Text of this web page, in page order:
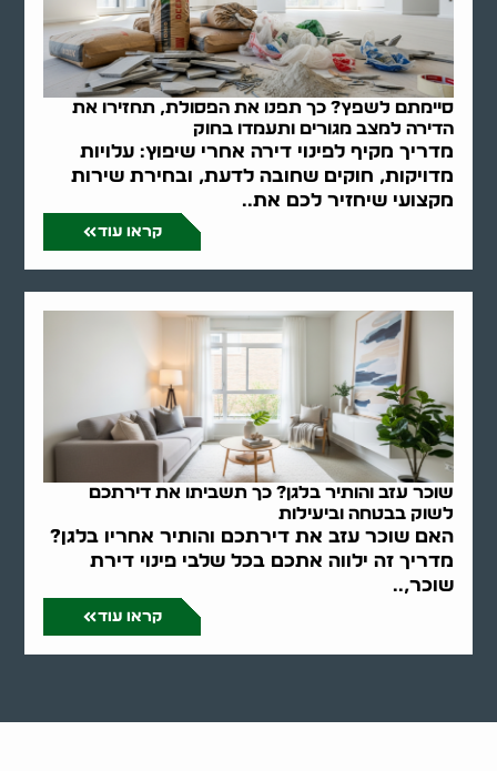
סיימתם לשפץ? כך תפנו את הפסולת, תחזירו את
הדירה למצב מגורים ותעמדו בחוק
מדריך מקיף לפינוי דירה אחרי שיפוץ: עלויות
מדויקות, חוקים שחובה לדעת, ובחירת שירות
מקצועי שיחזיר לכם את..
קראו עוד
שוכר עזב והותיר בלגן? כך תשביתו את דירתכם
לשוק בבטחה וביעילות
האם שוכר עזב את דירתכם והותיר אחריו בלגן?
מדריך זה ילווה אתכם בכל שלבי פינוי דירת
שוכר,..
קראו עוד